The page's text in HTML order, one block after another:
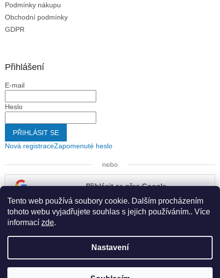
Tento web používá soubory cookie. Dalším procházením
tohoto webu vyjadřujete souhlas s jejich používáním.. Více
informací zde.
Nastavení
Podmínky nákupu
Obchodní podmínky
GDPR
Přihlášení
E-mail
Heslo
PŘIHLÁSIT SE
Nová registraceZapomenuté heslo
nebo
Přihlásit se přes Google
Přihlásit se přes Seznam
Vytvořil Shoptet